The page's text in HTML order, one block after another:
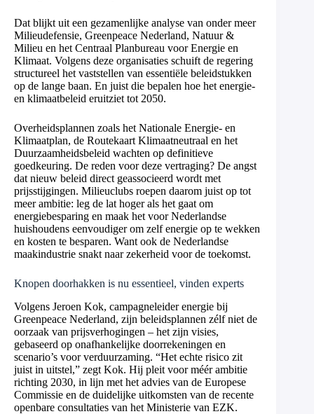
Dat blijkt uit een gezamenlijke analyse van onder meer
Milieudefensie, Greenpeace Nederland, Natuur &
Milieu en het Centraal Planbureau voor Energie en
Klimaat. Volgens deze organisaties schuift de regering
structureel het vaststellen van essentiële beleidstukken
op de lange baan. En juist die bepalen hoe het energie-
en klimaatbeleid eruitziet tot 2050.
Overheidsplannen zoals het Nationale Energie- en
Klimaatplan, de Routekaart Klimaatneutraal en het
Duurzaamheidsbeleid wachten op definitieve
goedkeuring. De reden voor deze vertraging? De angst
dat nieuw beleid direct geassocieerd wordt met
prijsstijgingen. Milieuclubs roepen daarom juist op tot
meer ambitie: leg de lat hoger als het gaat om
energiebesparing en maak het voor Nederlandse
huishoudens eenvoudiger om zelf energie op te wekken
en kosten te besparen. Want ook de Nederlandse
maakindustrie snakt naar zekerheid voor de toekomst.
Knopen doorhakken is nu essentieel, vinden experts
Volgens Jeroen Kok, campagneleider energie bij
Greenpeace Nederland, zijn beleidsplannen zélf niet de
oorzaak van prijsverhogingen – het zijn visies,
gebaseerd op onafhankelijke doorrekeningen en
scenario’s voor verduurzaming. “Het echte risico zit
juist in uitstel,” zegt Kok. Hij pleit voor méér ambitie
richting 2030, in lijn met het advies van de Europese
Commissie en de duidelijke uitkomsten van de recente
openbare consultaties van het Ministerie van EZK.